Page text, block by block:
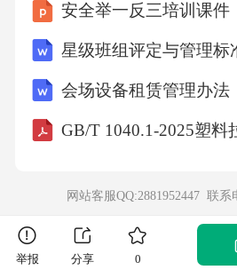
传衰老减缓显著相关（b=-
过DNA甲基化模式分析发现
度比未接种者慢19%。这种
unedinPACE和GrimAge）能
经退行性变风险，并在接种
安全举一反三培训课件
星级班组评定与管理标
会场设备租赁管理办法
网站客服QQ:2881952447 联系
举报 分享 0